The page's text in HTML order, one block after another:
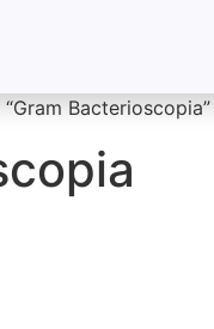
Bacterioscopia”